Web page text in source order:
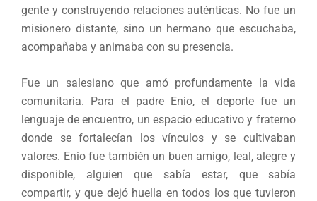
gente y construyendo relaciones auténticas. No fue un
misionero distante, sino un hermano que escuchaba,
acompañaba y animaba con su presencia.
Fue un salesiano que amó profundamente la vida
comunitaria. Para el padre Enio, el deporte fue un
lenguaje de encuentro, un espacio educativo y fraterno
donde se fortalecían los vínculos y se cultivaban
valores. Enio fue también un buen amigo, leal, alegre y
disponible, alguien que sabía estar, que sabía
compartir, y que dejó huella en todos los que tuvieron